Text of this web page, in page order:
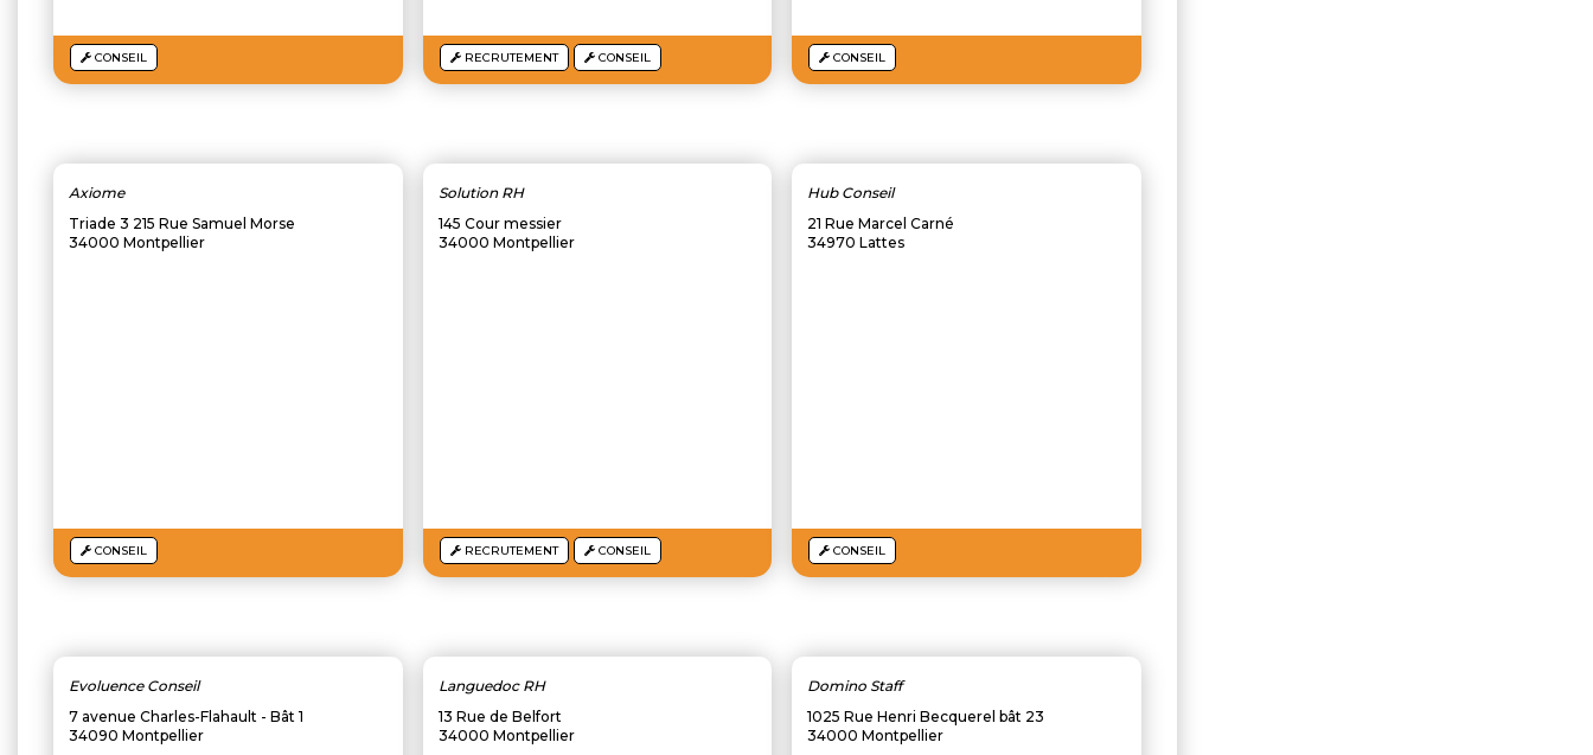
CONSEIL RECRUTEMENT CONSEIL CONSEIL
Axiome
Triade 3 215 Rue Samuel Morse
34000 Montpellier
CONSEIL
Solution RH
145 Cour messier
34000 Montpellier
RECRUTEMENT CONSEIL
Hub Conseil
21 Rue Marcel Carné
34970 Lattes
CONSEIL
Evoluence Conseil
7 avenue Charles-Flahault - Bât 1
34090 Montpellier
Languedoc RH
13 Rue de Belfort
34000 Montpellier
Domino Staff
1025 Rue Henri Becquerel bât 23
34000 Montpellier